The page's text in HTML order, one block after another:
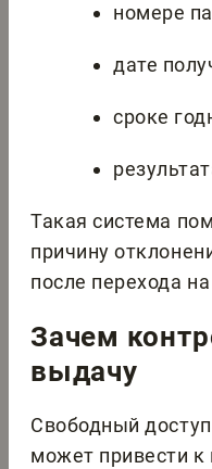
номере
дате
сроке
Такая система
причину
после перехода
Зачем
выдачу
Свободный
может привести